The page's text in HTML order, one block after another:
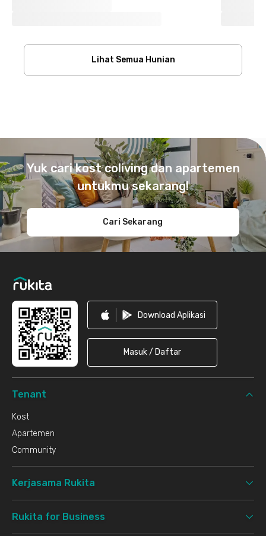
Lihat Semua Hunian
Yuk cari kost coliving dan apartemen
untukmu sekarang!
Cari Sekarang
Download Aplikasi
Masuk / Daftar
Tenant
Kost
Apartemen
Community
Kerjasama Rukita
Rukita for Business